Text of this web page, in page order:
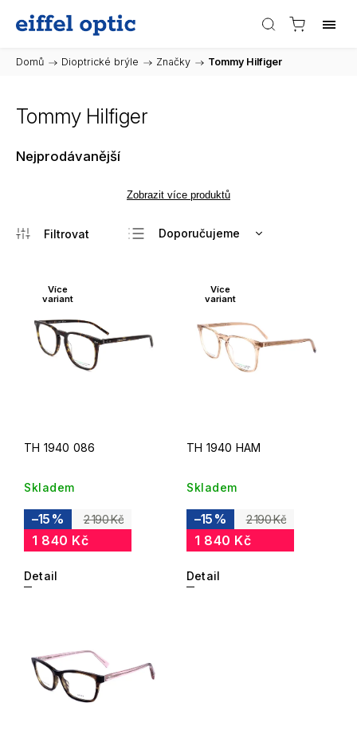
Domů / Dioptrické brýle / Značky / Tommy Hilfiger
Tommy Hilfiger
Nejprodávanější
Zobrazit více produktů
Doporučujeme
Nejdražší
Abecedně
Více
variant
TH 1940 086
Skladem
2 190 Kč
–15 %
1 840 Kč
Detail
Více
variant
TH 1940 HAM
Skladem
2 190 Kč
–15 %
1 840 Kč
Detail